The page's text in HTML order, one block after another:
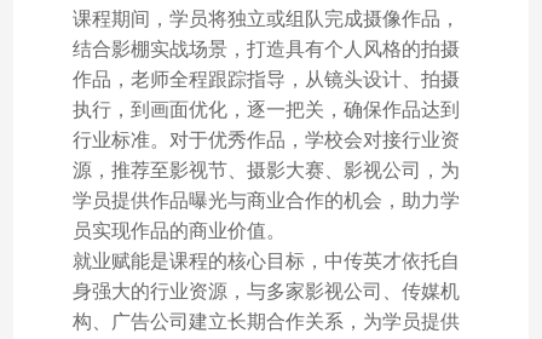
课程期间，学员将独立或组队完成摄像作品，
结合影棚实战场景，打造具有个人风格的拍摄
作品，老师全程跟踪指导，从镜头设计、拍摄
执行，到画面优化，逐一把关，确保作品达到
行业标准。对于优秀作品，学校会对接行业资
源，推荐至影视节、摄影大赛、影视公司，为
学员提供作品曝光与商业合作的机会，助力学
员实现作品的商业价值。
就业赋能是课程的核心目标，中传英才依托自
身强大的行业资源，与多家影视公司、传媒机
构、广告公司建立长期合作关系，为学员提供